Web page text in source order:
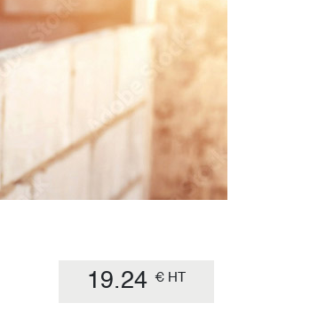
19.24 € HT